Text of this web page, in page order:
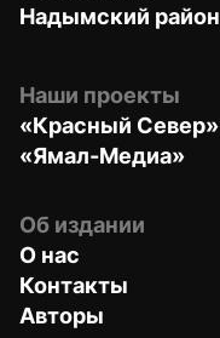
Надымский район
Наши проекты
«Красный Север»
«Ямал-Медиа»
Об издании
О нас
Контакты
Авторы